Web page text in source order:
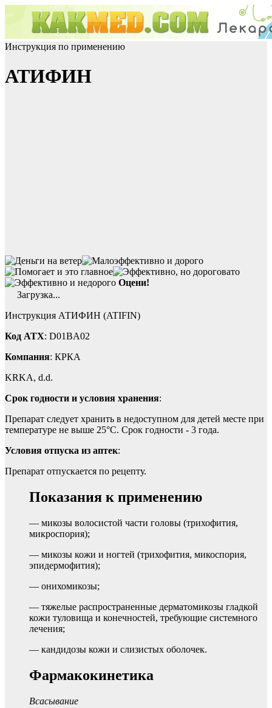
Инструкция по применению
АТИФИН
Оцени!
Загрузка...
Инструкция АТИФИН (ATIFIN)
Код ATX: D01BA02
Компания: КРКА
KRKA, d.d.
Срок годности и условия хранения:
Препарат следует хранить в недоступном для детей месте при
температуре не выше 25°С. Срок годности - 3 года.
Условия отпуска из аптек:
Препарат отпускается по рецепту.
Показания к применению
— микозы волосистой части головы (трихофития,
микроспория);
— микозы кожи и ногтей (трихофития, микоспория,
эпидермофития);
— онихомикозы;
— тяжелые распространенные дерматомикозы гладкой
кожи туловища и конечностей, требующие системного
лечения;
— кандидозы кожи и слизистых оболочек.
Фармакокинетика
Всасывание